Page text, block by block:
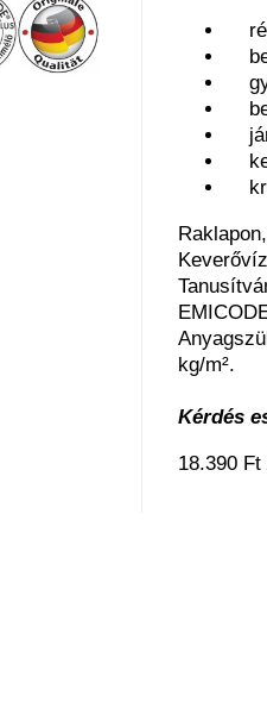
kg/m².
Kérdés
18.390 Ft